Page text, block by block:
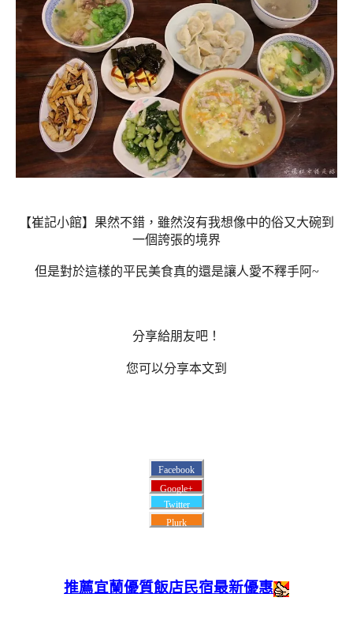
【崔記小館】果然不錯，雖然沒有我想像中的俗又大碗到
一個誇張的境界
但是對於這樣的平民美食真的還是讓人愛不釋手阿~
分享給朋友吧！
您可以分享本文到
Facebook
Google+
Twitter
Plurk
推薦宜蘭優質飯店民宿最新優惠